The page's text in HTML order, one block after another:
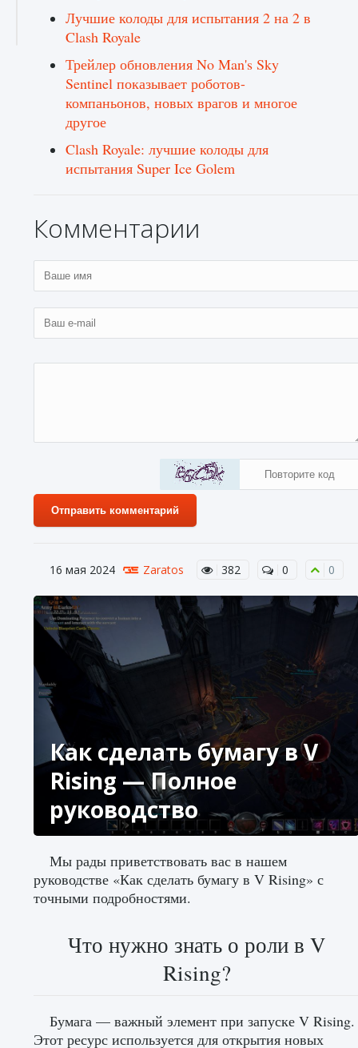
Лучшие колоды для испытания 2 на 2 в
Clash Royale
Трейлер обновления No Man's Sky
Sentinel показывает роботов-
компаньонов, новых врагов и многое
другое
Clash Royale: лучшие колоды для
испытания Super Ice Golem
Комментарии
Отправить комментарий
16 мая 2024 Zaratos 382 0 0
Как сделать бумагу в V
Rising — Полное
руководство
Мы рады приветствовать вас в нашем
руководстве «Как сделать бумагу в V Rising» с
точными подробностями.
Что нужно знать о роли в V
Rising?
Бумага — важный элемент при запуске V Rising.
Этот ресурс используется для открытия новых